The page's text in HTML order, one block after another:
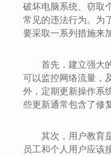
破坏电脑系统、窃取
常见的违法行为。为
要采取一系列措施来
首先，建立强大
可以监控网络流量，
外，定期更新操作系
些更新通常包含了修
其次，用户教育
员工和个人用户应该